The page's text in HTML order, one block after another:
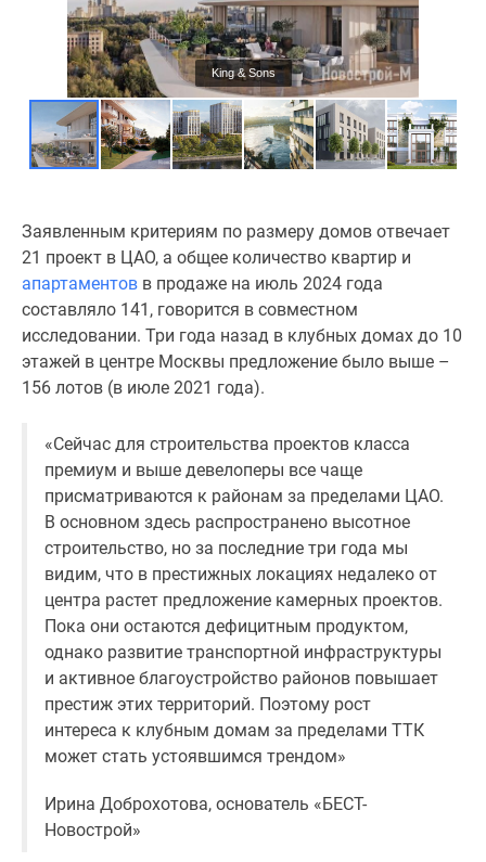
Покупателю
Экспертиза
новостроек
Эксперты
авторы
проекте
Контакты
Реклама
сайте
Дзен
Апартаменты
#траншевая
ипотека
#рассрочка
ипотека
Квартиры
скидками
Видео
новостроек
Субсидированная
King & Sons
Заявленным критериям по размеру домов отвечает
21 проект в ЦАО, а общее количество квартир и
апартаментов в продаже на июль 2024 года
составляло 141, говорится в совместном
исследовании. Три года назад в клубных домах до 10
этажей в центре Москвы предложение было выше –
156 лотов (в июле 2021 года).
«Сейчас для строительства проектов класса
премиум и выше девелоперы все чаще
присматриваются к районам за пределами ЦАО.
В основном здесь распространено высотное
строительство, но за последние три года мы
видим, что в престижных локациях недалеко от
центра растет предложение камерных проектов.
Пока они остаются дефицитным продуктом,
однако развитие транспортной инфраструктуры
и активное благоустройство районов повышает
престиж этих территорий. Поэтому рост
интереса к клубным домам за пределами ТТК
может стать устоявшимся трендом»
Ирина Доброхотова, основатель «БЕСТ-
Новострой»